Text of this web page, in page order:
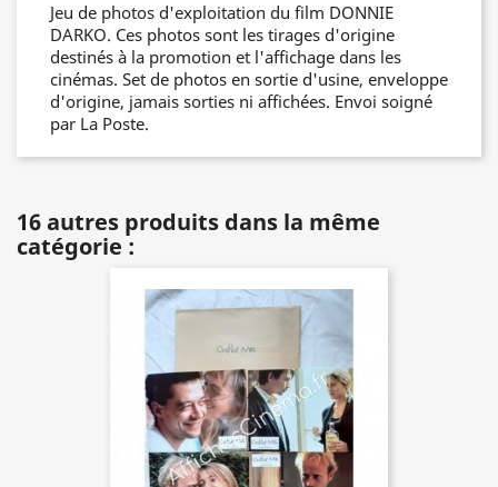
Jeu de photos d'exploitation du film DONNIE
DARKO. Ces photos sont les tirages d'origine
destinés à la promotion et l'affichage dans les
cinémas. Set de photos en sortie d'usine, enveloppe
d'origine, jamais sorties ni affichées. Envoi soigné
par La Poste.
16 autres produits dans la même
catégorie :